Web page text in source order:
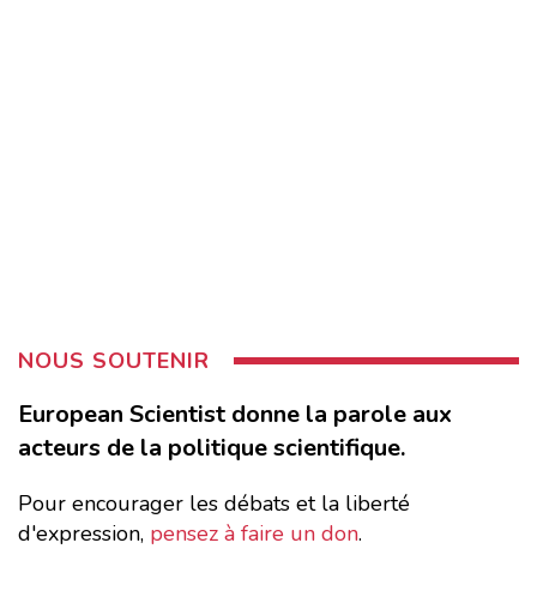
NOUS SOUTENIR
European Scientist donne la parole aux
acteurs de la politique scientifique.
Pour encourager les débats et la liberté
d'expression, pensez à faire un don.